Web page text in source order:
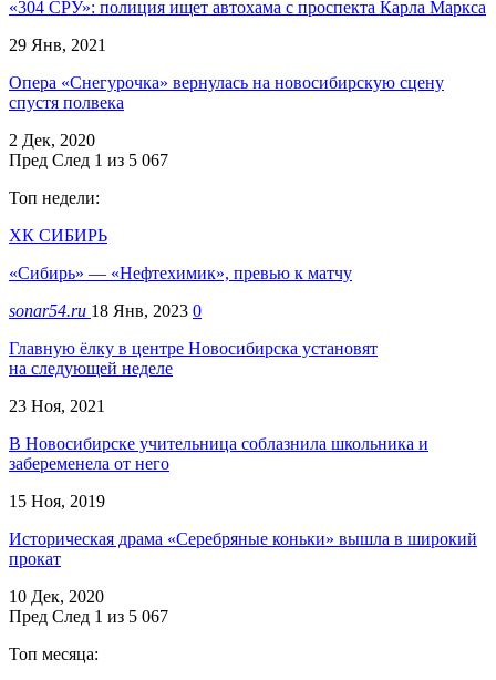
«304 СРУ»: полиция ищет автохама с проспекта Карла Маркса
29 Янв, 2021
Опера «Снегурочка» вернулась на новосибирскую сцену
спустя полвека
2 Дек, 2020
Пред След 1 из 5 067
Топ недели:
ХК СИБИРЬ
«Сибирь» — «Нефтехимик», превью к матчу
sonar54.ru 18 Янв, 2023 0
Главную ёлку в центре Новосибирска установят
на следующей неделе
23 Ноя, 2021
В Новосибирске учительница соблазнила школьника и
забеременела от него
15 Ноя, 2019
Историческая драма «Серебряные коньки» вышла в широкий
прокат
10 Дек, 2020
Пред След 1 из 5 067
Топ месяца: